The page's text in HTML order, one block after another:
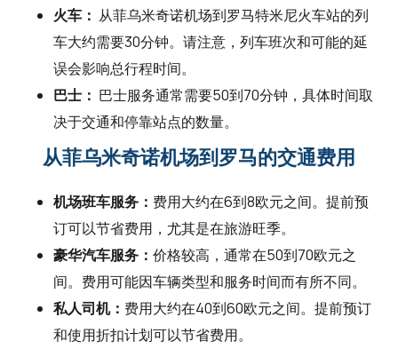
火车： 从菲乌米奇诺机场到罗马特米尼火车站的列
车大约需要30分钟。请注意，列车班次和可能的延
误会影响总行程时间。
巴士： 巴士服务通常需要50到70分钟，具体时间取
决于交通和停靠站点的数量。
从菲乌米奇诺机场到罗马的交通费用
机场班车服务： 费用大约在6到8欧元之间。提前预
订可以节省费用，尤其是在旅游旺季。
豪华汽车服务： 价格较高，通常在50到70欧元之
间。费用可能因车辆类型和服务时间而有所不同。
私人司机： 费用大约在40到60欧元之间。提前预订
和使用折扣计划可以节省费用。